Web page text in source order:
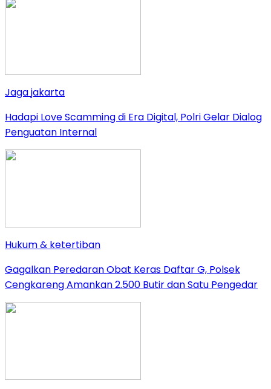
Jaga jakarta
Hadapi Love Scamming di Era Digital, Polri Gelar Dialog
Penguatan Internal
Hukum & ketertiban
Gagalkan Peredaran Obat Keras Daftar G, Polsek
Cengkareng Amankan 2.500 Butir dan Satu Pengedar